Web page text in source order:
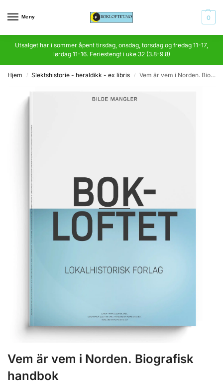
Meny 0
Utsalget har i sommer åpent tirsdag, onsdag, torsdag og fredag 11-17,
lørdag 11-16. Feriestengt i uke 32 (3.8-9.8)
Hjem / Slektshistorie - heraldikk - ex libris / Vem är vem i Norden. Biografisk handbok
Vem är vem i Norden. Biografisk
handbok